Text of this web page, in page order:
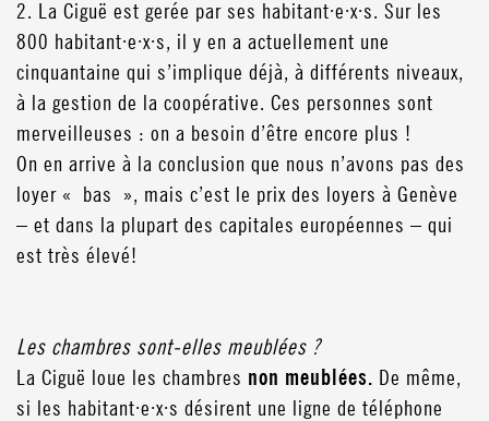
2. La Ciguë est gerée par ses habitant·e·x·s. Sur les
800 habitant·e·x·s, il y en a actuellement une
cinquantaine qui s’implique déjà, à différents niveaux,
à la gestion de la coopérative. Ces personnes sont
merveilleuses : on a besoin d’être encore plus !
On en arrive à la conclusion que nous n’avons pas des
loyer « bas », mais c’est le prix des loyers à Genève
– et dans la plupart des capitales européennes – qui
est très élevé!
Les chambres sont-elles meublées ?
La Ciguë loue les chambres non meublées. De même,
si les habitant·e·x·s désirent une ligne de téléphone